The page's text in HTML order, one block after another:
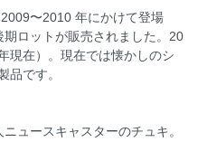
〜2010 年にかけて登場
ロットが販売されました。20
現在）。現在では懐かしのシ
品です。
ュースキャスターのチュキ。